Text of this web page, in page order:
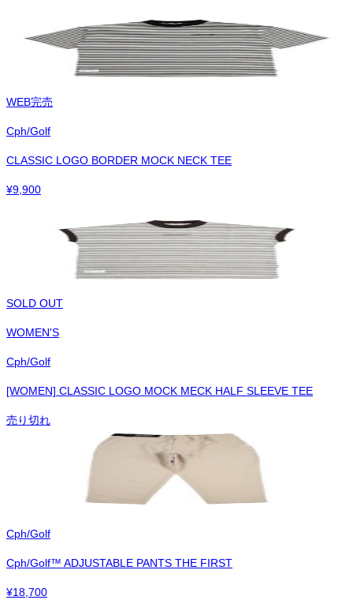
WEB完売
Cph/Golf
CLASSIC LOGO BORDER MOCK NECK TEE
¥9,900
SOLD OUT
WOMEN'S
Cph/Golf
[WOMEN] CLASSIC LOGO MOCK MECK HALF SLEEVE TEE
売り切れ
Cph/Golf
Cph/Golf™︎ ADJUSTABLE PANTS THE FIRST
¥18,700